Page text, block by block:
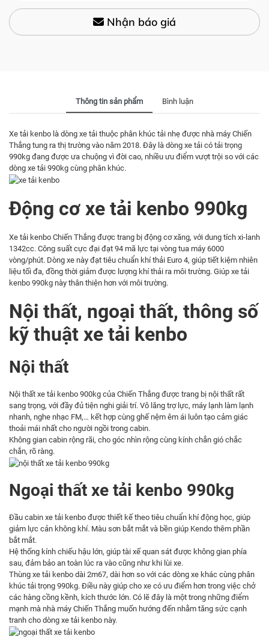
Nhận báo giá
Thông tin sản phẩm Bình luận
Xe tải kenbo là dòng xe tải thuộc phân khúc tải nhẹ được nhà máy Chiến
Thắng tung ra thị trường vào năm 2018. Đây là dòng xe tải có tải trọng
990kg đang được ưa chuộng vì đời cao, nhiều ưu điểm vượt trội so với các
dòng xe tải 990kg cùng phân khúc.
Động cơ xe tải kenbo 990kg
Xe tải kenbo Chiến Thắng được trang bị động cơ xăng, với dung tích xi-lanh
1342cc. Công suất cực đại đạt 94 mã lực tại vòng tua máy 6000
vòng/phút. Dòng xe này đạt tiêu chuẩn khí thải Euro 4, giúp tiết kiệm nhiên
liệu tối đa, đồng thời giảm được lượng khí thải ra môi trường. Giúp xe tải
kenbo 990kg này thân thiện hơn với môi trường.
Nội thất, ngoại thất, thông số
kỹ thuật xe tải kenbo
Nội thất
Nội thất xe tải kenbo 900kg của Chiến Thắng được trang bị nội thất rất
sang trọng, với đầy đủ tiện nghi giải trí. Vô lăng trợ lực, máy lạnh làm lạnh
nhanh, nghe nhạc FM,… kết hợp cùng ghế nệm êm ái luôn tạo cảm giác
thoải mái nhất cho người ngồi trong cabin.
Không gian cabin rộng rãi, cho góc nhìn rộng cùng kính chắn gió chắc
chắn, rõ ràng.
Ngoại thất xe tải kenbo 990kg
Đầu cabin xe tải kenbo được thiết kế theo tiêu chuẩn khí động học, giúp
giảm lực cản không khí. Màu sơn bắt mắt và bền giúp Kendo thêm phần
bắt mắt.
Hệ thống kính chiếu hậu lớn, giúp tài xế quan sát được không gian phía
sau, đảm bảo an toàn lúc ra vào cũng như khi lùi xe.
Thùng xe tải kenbo dài 2m67, dài hơn so với các dòng xe khác cùng phân
khúc tải trọng 990kg. Điều này giúp cho xe có ưu điểm hơn trong việc chở
các hàng cồng kềnh, kích thước lớn. Có lẽ đây là một trong những điểm
mạnh mà nhà máy Chiến Thắng muốn hướng đến nhằm tăng sức cạnh
tranh cho dòng xe tải kenbo này.